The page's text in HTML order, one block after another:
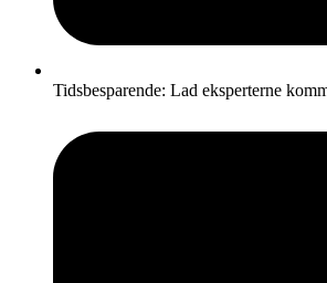
Tidsbesparende: Lad eksperterne